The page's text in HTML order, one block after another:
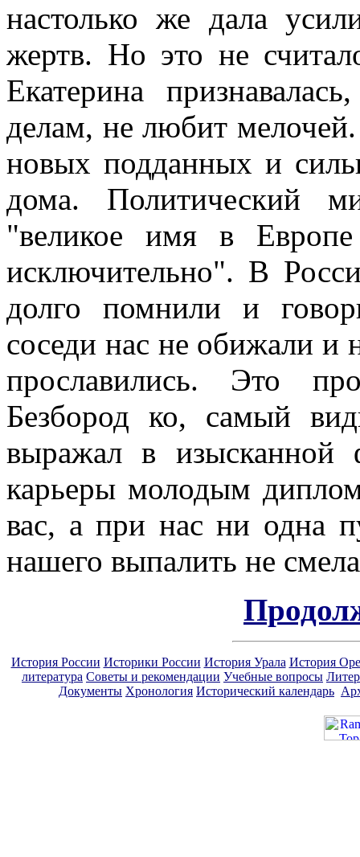
настолько же дала
жертв. Но это не
Екатерина
делам, не любит
новых подданных и
дома. Политический
"великое имя в
исключительно". В
долго помнили и
соседи нас не обижали и
прославились. Это
Безбород ко, самый
выражал в изысканной
карьеры молодым
вас, а при нас ни одна
нашего выпалить не
История России Историки России История Урала История
литература Советы и рекомендации Учебные вопросы
Документы Хронология Исторический календарь